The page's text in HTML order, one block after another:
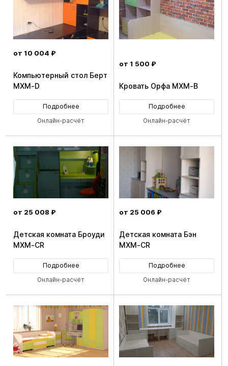
от 10 004 ₽
Компьютерный стол Берт
MXM-D
Подробнее
Онлайн-расчёт
от 1 500 ₽
Кровать Орфа MXM-B
Подробнее
Онлайн-расчёт
от 25 008 ₽
Детская комната Броуди
MXM-CR
Подробнее
Онлайн-расчёт
от 25 006 ₽
Детская комната Бэн
MXM-CR
Подробнее
Онлайн-расчёт